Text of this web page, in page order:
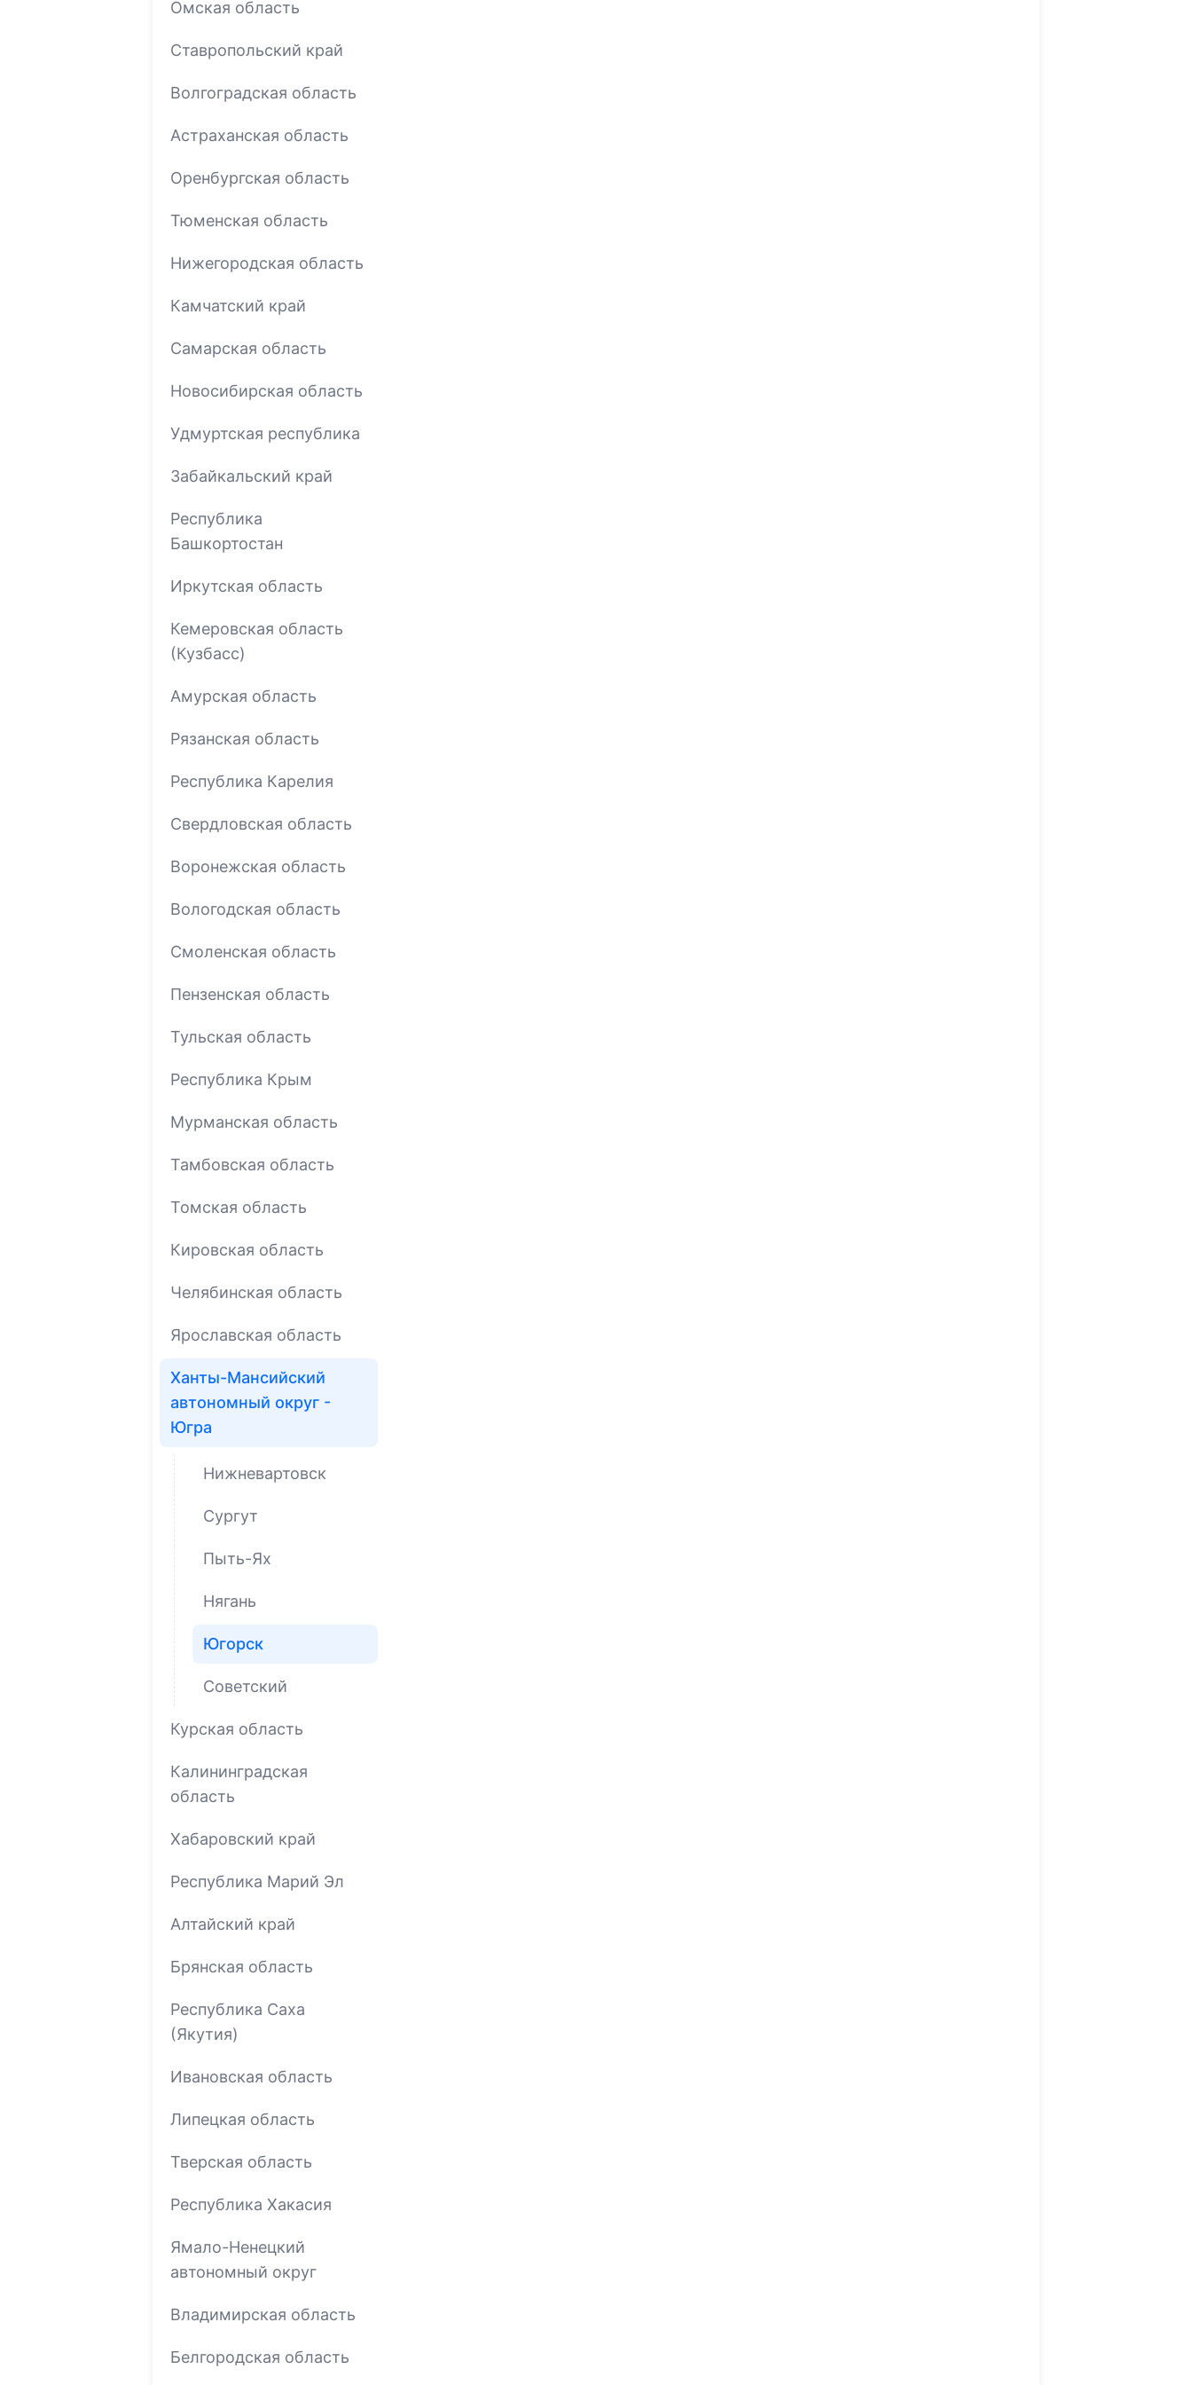
Омская область
Ставропольский край
Волгоградская область
Астраханская область
Оренбургская область
Тюменская область
Нижегородская область
Камчатский край
Самарская область
Новосибирская область
Удмуртская республика
Забайкальский край
Республика
Башкортостан
Иркутская область
Кемеровская область
(Кузбасс)
Амурская область
Рязанская область
Республика Карелия
Свердловская область
Воронежская область
Вологодская область
Смоленская область
Пензенская область
Тульская область
Республика Крым
Мурманская область
Тамбовская область
Томская область
Кировская область
Челябинская область
Ярославская область
Ханты-Мансийский
автономный округ -
Югра
Нижневартовск
Сургут
Пыть-Ях
Нягань
Югорск
Советский
Курская область
Калининградская
область
Хабаровский край
Республика Марий Эл
Алтайский край
Брянская область
Республика Саха
(Якутия)
Ивановская область
Липецкая область
Тверская область
Республика Хакасия
Ямало-Ненецкий
автономный округ
Владимирская область
Белгородская область